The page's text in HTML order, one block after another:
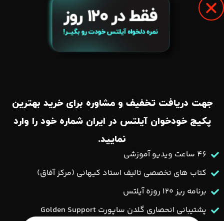
6 تا
گرامر و
مطالعه یک درس از
متوسط)
تمرین اسپیکینگ با
Programmed
Instruction (PI)
صحبت درباره یک
نوشتن یک پاراگراف
برای بازخورد
2-2.5
10
جهت دریافت تخفیف و مشاوره برای خرید بهترین
پکیج خودخوان آیلتس در ایران شماره خود را وارد
نمایید.
46 ساعت ویدیو آموزشی
کتاب های تخصصی تالیف استاد کیهانی (مرکز آفاق)
برنامه ریز ۱۲۰ روزه آیلتس
پشتیبانی انحصاری گلدن ساپورت Golden Support